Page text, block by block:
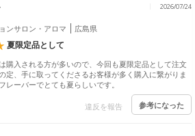
2026/07/24
ンサロン・アロマ 広島県
夏限定品として
購入される方が多いので、今回も夏限定品として注文
定、手に取ってくださるお客様が多く購入に繋がりま
レーバーでとても夏らしいです。
違反を報告 参考になった